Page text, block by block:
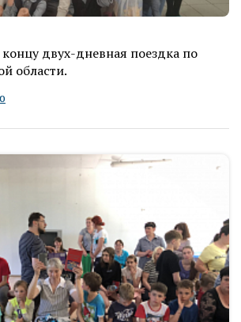
двух-дневная поездка по
области.